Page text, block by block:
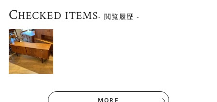
CHECKED ITEMS- 閲覧履歴 -